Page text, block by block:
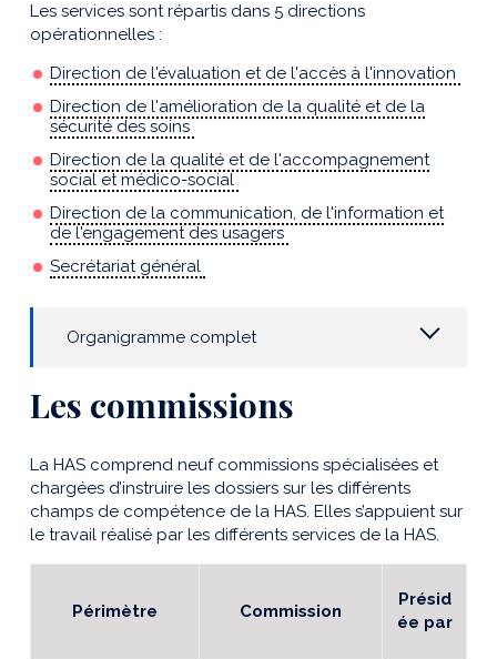
Les services sont répartis dans 5 directions
opérationnelles :
Direction de l'évaluation et de l'accès à l'innovation
Direction de l'amélioration de la qualité et de la
sécurité des soins
Direction de la qualité et de l'accompagnement
social et médico-social
Direction de la communication, de l'information et
de l'engagement des usagers
Secrétariat général
Organigramme complet
Les commissions
La HAS comprend neuf commissions spécialisées et
chargées d’instruire les dossiers sur les différents
champs de compétence de la HAS. Elles s’appuient sur
le travail réalisé par les différents services de la HAS.
Périmètre Commission
Présid
ée par